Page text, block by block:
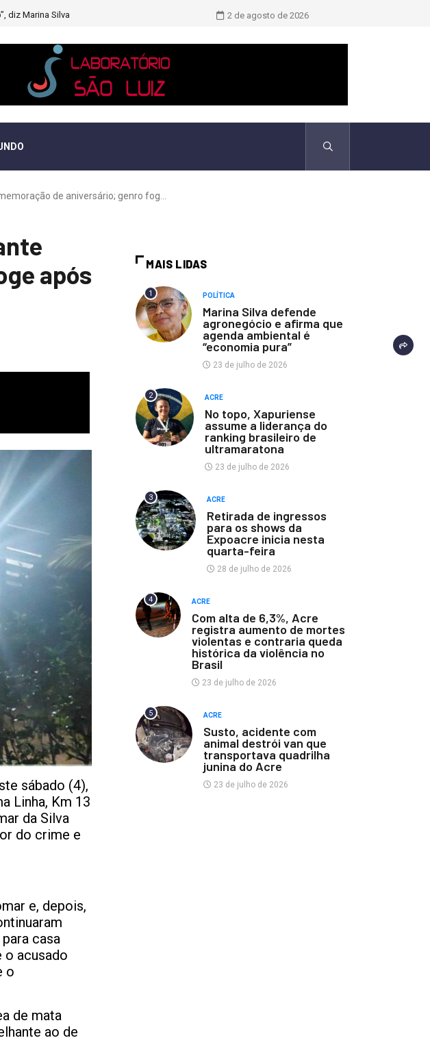
de rios Pix já funciona em 8 países: veja
2 de agosto de 2026
de aniversário; genro fog...
após
sábado (4),
Linha, Km 13
da Silva
do crime e
e, depois,
casa
o acusado
o
de mata
ao de
MAIS LIDAS
1 POLÍTICA
Marina Silva defende
agronegócio e afirma que
agenda ambiental é
“economia pura”
23 de julho de 2026
2 ACRE
No topo, Xapuriense
assume a liderança do
ranking brasileiro de
ultramaratona
23 de julho de 2026
3 ACRE
Retirada de ingressos
para os shows da
Expoacre inicia nesta
quarta-feira
28 de julho de 2026
4 ACRE
Com alta de 6,3%, Acre
registra aumento de mortes
violentas e contraria queda
histórica da violência no
Brasil
23 de julho de 2026
5 ACRE
Susto, acidente com
animal destrói van que
transportava quadrilha
junina do Acre
23 de julho de 2026